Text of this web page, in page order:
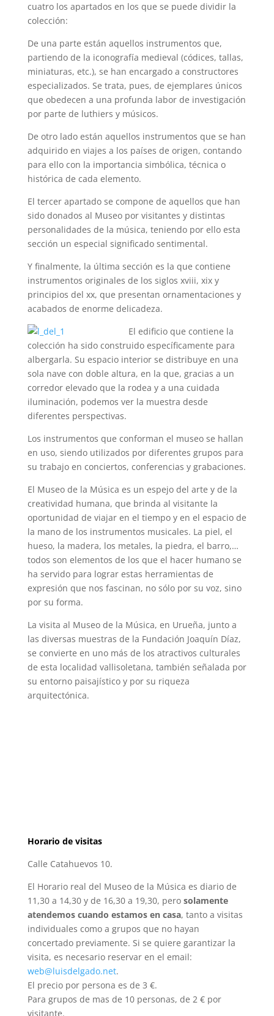
cuatro los apartados en los que se puede dividir la
colección:
De una parte están aquellos instrumentos que,
partiendo de la iconografía medieval (códices, tallas,
miniaturas, etc.), se han encargado a constructores
especializados. Se trata, pues, de ejemplares únicos
que obedecen a una profunda labor de investigación
por parte de luthiers y músicos.
De otro lado están aquellos instrumentos que se han
adquirido en viajes a los países de origen, contando
para ello con la importancia simbólica, técnica o
histórica de cada elemento.
El tercer apartado se compone de aquellos que han
sido donados al Museo por visitantes y distintas
personalidades de la música, teniendo por ello esta
sección un especial significado sentimental.
Y finalmente, la última sección es la que contiene
instrumentos originales de los siglos xviii, xix y
principios del xx, que presentan ornamentaciones y
acabados de enorme delicadeza.
El edificio que contiene la
colección ha sido construido específicamente para
albergarla. Su espacio interior se distribuye en una
sola nave con doble altura, en la que, gracias a un
corredor elevado que la rodea y a una cuidada
iluminación, podemos ver la muestra desde
diferentes perspectivas.
Los instrumentos que conforman el museo se hallan
en uso, siendo utilizados por diferentes grupos para
su trabajo en conciertos, conferencias y grabaciones.
El Museo de la Música es un espejo del arte y de la
creatividad humana, que brinda al visitante la
oportunidad de viajar en el tiempo y en el espacio de
la mano de los instrumentos musicales. La piel, el
hueso, la madera, los metales, la piedra, el barro,…
todos son elementos de los que el hacer humano se
ha servido para lograr estas herramientas de
expresión que nos fascinan, no sólo por su voz, sino
por su forma.
La visita al Museo de la Música, en Urueña, junto a
las diversas muestras de la Fundación Joaquín Díaz,
se convierte en uno más de los atractivos culturales
de esta localidad vallisoletana, también señalada por
su entorno paisajístico y por su riqueza
arquitectónica.
Horario de visitas
Calle Catahuevos 10.
El Horario real del Museo de la Música es diario de
11,30 a 14,30 y de 16,30 a 19,30, pero solamente
atendemos cuando estamos en casa, tanto a visitas
individuales como a grupos que no hayan
concertado previamente. Si se quiere garantizar la
visita, es necesario reservar en el email:
web@luisdelgado.net.
El precio por persona es de 3 €.
Para grupos de mas de 10 personas, de 2 € por
visitante.